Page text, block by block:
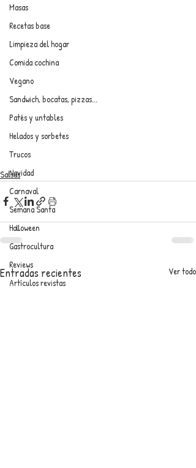
Masas
Recetas base
Limpieza del hogar
Comida cochina
Vegano
Sandwich, bocatas, pizzas...
Patés y untables
Helados y sorbetes
Trucos
Navidad
Carnaval
Semana Santa
Halloween
Gastrocultura
Reviews
Artículos revistas
Salsas
Entradas recientes Ver todo